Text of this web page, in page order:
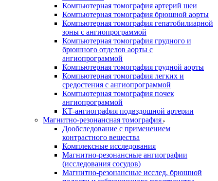
Компьютерная томография артерий шеи
Компьютерная томография брюшной аорты
Компьютерная томография гепатобилиарной
зоны с ангиопрограммой
Компьютерная томография грудного и
брюшного отделов аорты с
ангиопрограммой
Компьютерная томография грудной аорты
Компьютерная томография легких и
средостения с ангиопрограммой
Компьютерная томография почек
ангиопрограммой
КТ-ангиография подвздошной артерии
Магнитно-резонансная томография
Дообследование с применением
контрастного вещества
Комплексные исследования
Магнитно-резонансные ангиографии
(исследования сосудов)
Магнитно-резонансные исслед. брюшной